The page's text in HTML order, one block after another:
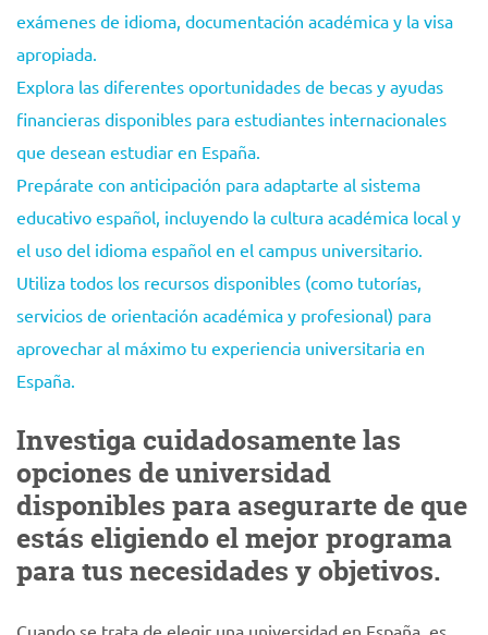
exámenes de idioma, documentación académica y la visa
apropiada.
Explora las diferentes oportunidades de becas y ayudas
financieras disponibles para estudiantes internacionales
que desean estudiar en España.
Prepárate con anticipación para adaptarte al sistema
educativo español, incluyendo la cultura académica local y
el uso del idioma español en el campus universitario.
Utiliza todos los recursos disponibles (como tutorías,
servicios de orientación académica y profesional) para
aprovechar al máximo tu experiencia universitaria en
España.
Investiga cuidadosamente las
opciones de universidad
disponibles para asegurarte de que
estás eligiendo el mejor programa
para tus necesidades y objetivos.
Cuando se trata de elegir una universidad en España, es